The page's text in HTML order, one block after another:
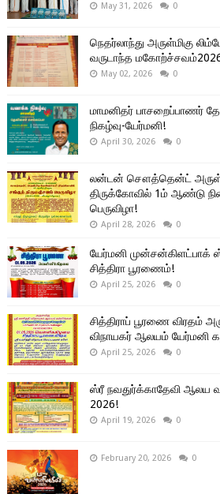
May 31, 2026 0
நெதர்லாந்து அருள்மிகு
வருடாந்த
May 02, 2026 0
மாமனிதர் பாசறைப்பாணர்
நிகழ்வு-யேர்மனி!
April 30, 2026 0
லன்டன் சௌத்தென்ட்
திருக்கோவில் 1ம் ஆண்டு
பெருவிழா!
April 28, 2026 0
யேர்மனி முன்சன்கிளட்பாக்
சித்திரா பூரணைம்!
April 25, 2026 0
சித்திராப் பூரணை விரதம்
விநாயகர் ஆலயம் யேர்மனி
April 25, 2026 0
ஸ்ரீ நவதுர்க்காதேவி ஆலய
2026!
April 19, 2026 0
February 20, 2026 0